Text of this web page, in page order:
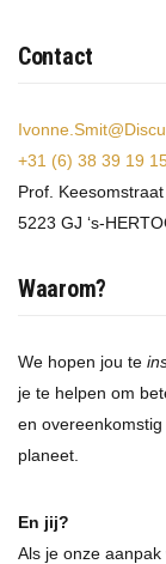
Contact
+31 (6) 38 39 19
Prof. Keesomstraat
5223 GJ ‘s-
Waarom?
We hopen jou te
je te helpen om
en overeenkomstig
planeet.
En jij?
Als je onze